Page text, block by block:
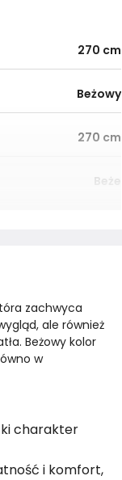
270 cm
Beżowy
270 cm
Beże
zachwyca
ale również
Beżowy kolor
w
charakter
i komfort,